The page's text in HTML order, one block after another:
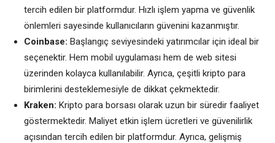
tercih edilen bir platformdur. Hızlı işlem yapma ve güvenlik
önlemleri sayesinde kullanıcıların güvenini kazanmıştır.
Coinbase: Başlangıç seviyesindeki yatırımcılar için ideal bir
seçenektir. Hem mobil uygulaması hem de web sitesi
üzerinden kolayca kullanılabilir. Ayrıca, çeşitli kripto para
birimlerini desteklemesiyle de dikkat çekmektedir.
Kraken: Kripto para borsası olarak uzun bir süredir faaliyet
göstermektedir. Maliyet etkin işlem ücretleri ve güvenilirlik
açısından tercih edilen bir platformdur. Ayrıca, gelişmiş